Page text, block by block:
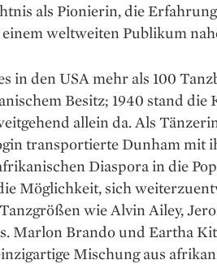
als Pionierin, die
weltweiten Publikum
in den USA mehr als 100
Besitz; 1940 stand
allein da. Als
transportierte Dunham mit
Diaspora in die
Möglichkeit, sich
wie Alvin Ailey,
Marlon Brando und Eartha
Mischung aus